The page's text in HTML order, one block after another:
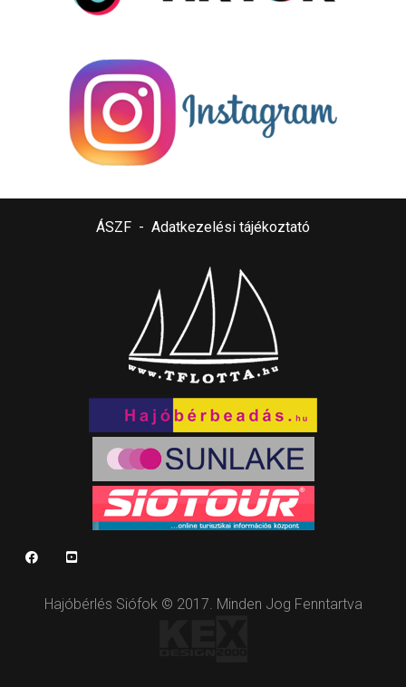
ÁSZF - Adatkezelési tájékoztató
Hajóbérlés Siófok © 2017. Minden Jog Fenntartva